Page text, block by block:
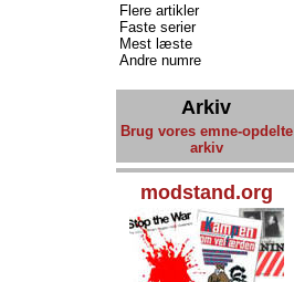
Flere artikler
Faste serier
Mest læste
Andre numre
Arkiv
Brug vores emne-opdelte
arkiv
modstand.org